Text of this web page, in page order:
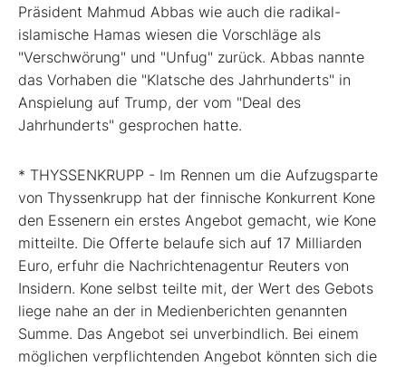
Präsident Mahmud Abbas wie auch die radikal-
islamische Hamas wiesen die Vorschläge als
"Verschwörung" und "Unfug" zurück. Abbas nannte
das Vorhaben die "Klatsche des Jahrhunderts" in
Anspielung auf Trump, der vom "Deal des
Jahrhunderts" gesprochen hatte.
* THYSSENKRUPP - Im Rennen um die Aufzugsparte
von Thyssenkrupp hat der finnische Konkurrent Kone
den Essenern ein erstes Angebot gemacht, wie Kone
mitteilte. Die Offerte belaufe sich auf 17 Milliarden
Euro, erfuhr die Nachrichtenagentur Reuters von
Insidern. Kone selbst teilte mit, der Wert des Gebots
liege nahe an der in Medienberichten genannten
Summe. Das Angebot sei unverbindlich. Bei einem
möglichen verpflichtenden Angebot könnten sich die